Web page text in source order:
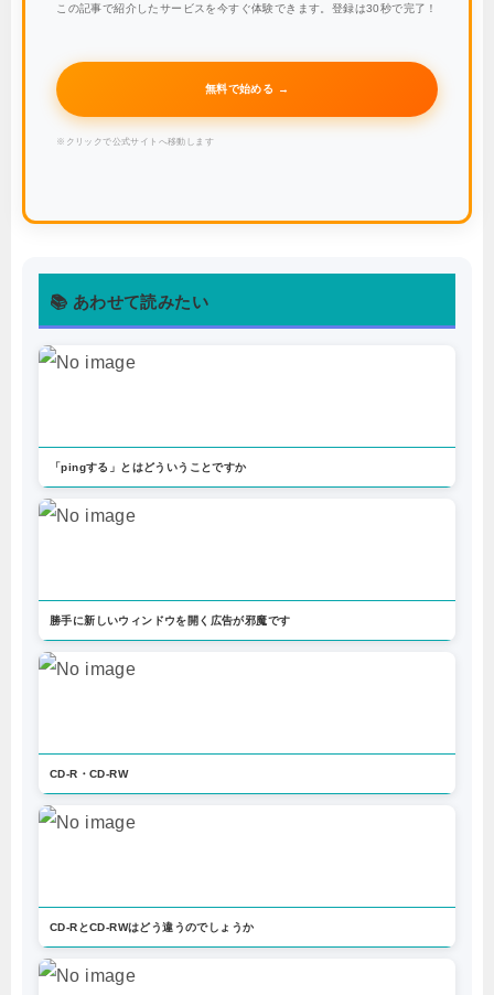
この記事で紹介したサービスを今すぐ体験できます。登録は30秒で完了！
無料で始める →
※クリックで公式サイトへ移動します
📚 あわせて読みたい
「pingする」とはどういうことですか
勝手に新しいウィンドウを開く広告が邪魔です
CD-R・CD-RW
CD-RとCD-RWはどう違うのでしょうか